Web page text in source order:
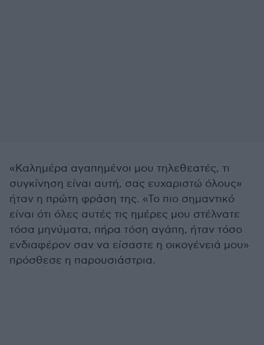
«Καλημέρα αγαπημένοι μου τηλεθεατές, τι
συγκίνηση είναι αυτή, σας ευχαριστώ όλους»
ήταν η πρώτη φράση της. «Το πιο σημαντικό
είναι ότι όλες αυτές τις ημέρες μου στέλνατε
τόσα μηνύματα, πήρα τόση αγάπη, ήταν τόσο
ενδιαφέρον σαν να είσαστε η οικογένειά μου»
πρόσθεσε η παρουσιάστρια.